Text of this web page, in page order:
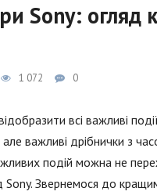
Sony:
1 072 0
всі важливі
важливі дрібнички з
подій можна не
Sony. Звернемося до